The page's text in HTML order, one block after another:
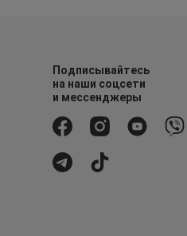
Подписывайтесь
на наши соцсети
и мессенджеры